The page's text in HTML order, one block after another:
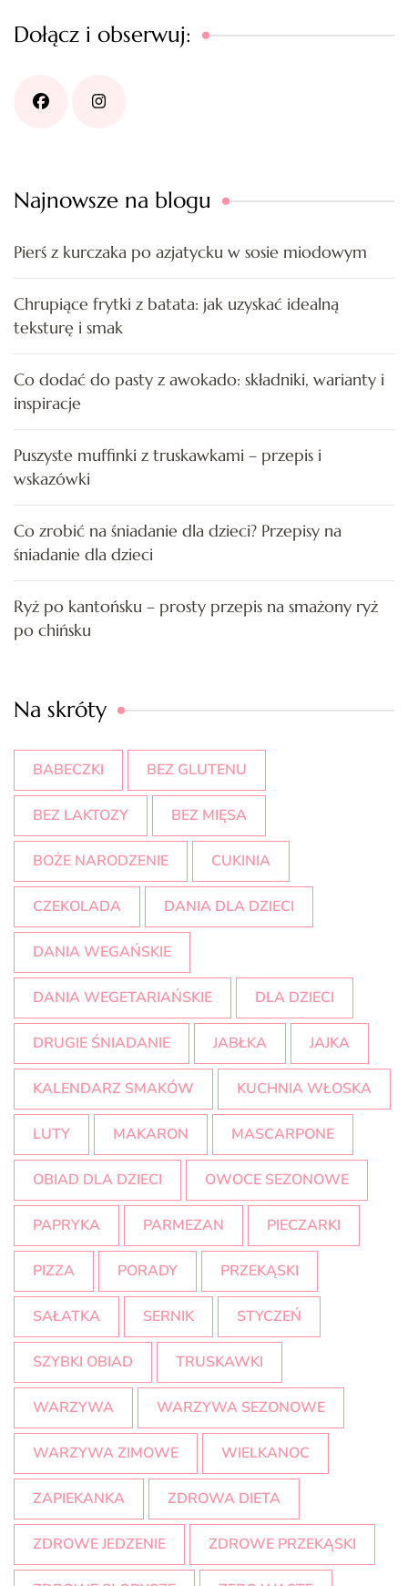
Dołącz i obserwuj:
Najnowsze na blogu
Pierś z kurczaka po azjatycku w sosie miodowym
Chrupiące frytki z batata: jak uzyskać idealną
teksturę i smak
Co dodać do pasty z awokado: składniki, warianty i
inspiracje
Puszyste muffinki z truskawkami – przepis i
wskazówki
Co zrobić na śniadanie dla dzieci? Przepisy na
śniadanie dla dzieci
Ryż po kantońsku – prosty przepis na smażony ryż
po chińsku
Na skróty
BABECZKI BEZ GLUTENU
BEZ LAKTOZY BEZ MIĘSA
BOŻE NARODZENIE CUKINIA
CZEKOLADA DANIA DLA DZIECI
DANIA WEGAŃSKIE
DANIA WEGETARIAŃSKIE DLA DZIECI
DRUGIE ŚNIADANIE JABŁKA JAJKA
KALENDARZ SMAKÓW KUCHNIA WŁOSKA
LUTY MAKARON MASCARPONE
OBIAD DLA DZIECI OWOCE SEZONOWE
PAPRYKA PARMEZAN PIECZARKI
PIZZA PORADY PRZEKĄSKI
SAŁATKA SERNIK STYCZEŃ
SZYBKI OBIAD TRUSKAWKI
WARZYWA WARZYWA SEZONOWE
WARZYWA ZIMOWE WIELKANOC
ZAPIEKANKA ZDROWA DIETA
ZDROWE JEDZENIE ZDROWE PRZEKĄSKI